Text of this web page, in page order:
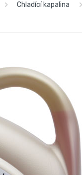
Chladící kapalina